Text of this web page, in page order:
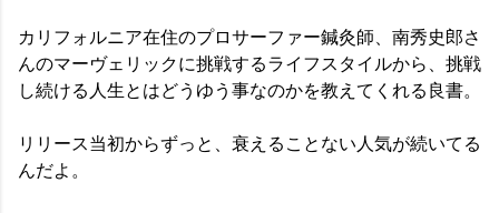
カリフォルニア在住のプロサーファー鍼灸師、南秀史郎さ
んのマーヴェリックに挑戦するライフスタイルから、挑戦
し続ける人生とはどうゆう事なのかを教えてくれる良書。
リリース当初からずっと、衰えることない人気が続いてる
んだよ。